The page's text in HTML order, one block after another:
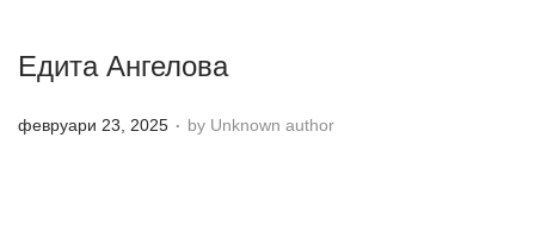
Едита Ангелова
P
февруари 23, 2025 . by Unknown author